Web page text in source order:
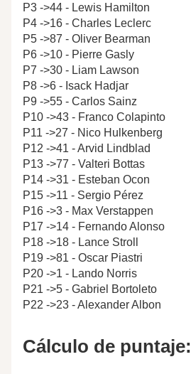
P3 ->44 - Lewis Hamilton
P4 ->16 - Charles Leclerc
P5 ->87 - Oliver Bearman
P6 ->10 - Pierre Gasly
P7 ->30 - Liam Lawson
P8 ->6 - Isack Hadjar
P9 ->55 - Carlos Sainz
P10 ->43 - Franco Colapinto
P11 ->27 - Nico Hulkenberg
P12 ->41 - Arvid Lindblad
P13 ->77 - Valteri Bottas
P14 ->31 - Esteban Ocon
P15 ->11 - Sergio Pérez
P16 ->3 - Max Verstappen
P17 ->14 - Fernando Alonso
P18 ->18 - Lance Stroll
P19 ->81 - Oscar Piastri
P20 ->1 - Lando Norris
P21 ->5 - Gabriel Bortoleto
P22 ->23 - Alexander Albon
Cálculo de puntaje: